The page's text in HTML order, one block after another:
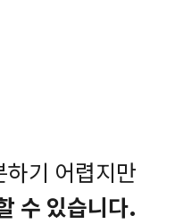
기 어렵지만
수 있습니다.